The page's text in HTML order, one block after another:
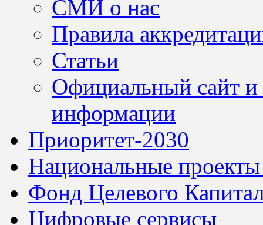
СМИ о нас
Правила
Статьи
Официальный сайт
информации
Приоритет-2030
Национальные
Фонд Целевого
Цифровые сервисы